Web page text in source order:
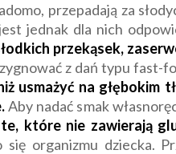
przepadają za
jednak dla nich
przekąsek,
z dań typu fast-
usmażyć na głębokim
Aby nadać smak
które nie zawierają
się organizmu dziecka.